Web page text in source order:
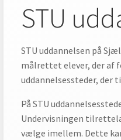
STU
STU uddannelsen på
målrettet elever, der af
uddannelsessteder, der
På STU
Undervisningen
vælge imellem. Dette